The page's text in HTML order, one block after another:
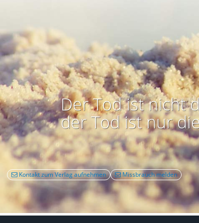
Der Tod ist nicht
der Tod ist nur
Kontakt zum Verlag aufnehmen Missbrauch melden